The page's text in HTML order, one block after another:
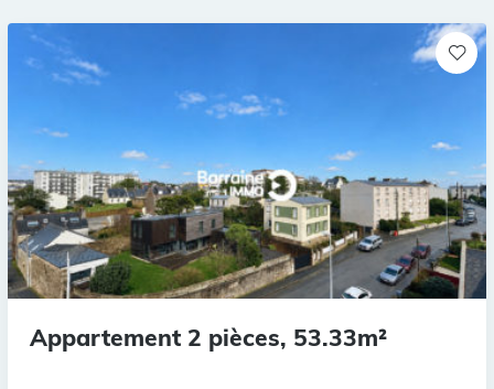
Appartement 2 pièces, 53.33m²